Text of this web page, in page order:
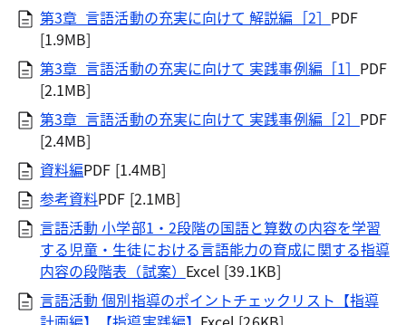
第3章_言語活動の充実に向けて 解説編［2］ PDF
[1.9MB]
第3章_言語活動の充実に向けて 実践事例編［1］ PDF
[2.1MB]
第3章_言語活動の充実に向けて 実践事例編［2］ PDF
[2.4MB]
資料編PDF [1.4MB]
参考資料PDF [2.1MB]
言語活動 小学部1・2段階の国語と算数の内容を学習
する児童・生徒における言語能力の育成に関する指導
内容の段階表（試案） Excel [39.1KB]
言語活動 個別指導のポイントチェックリスト【指導